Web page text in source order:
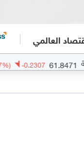
العالمي
-0.2307
(-0.37%)